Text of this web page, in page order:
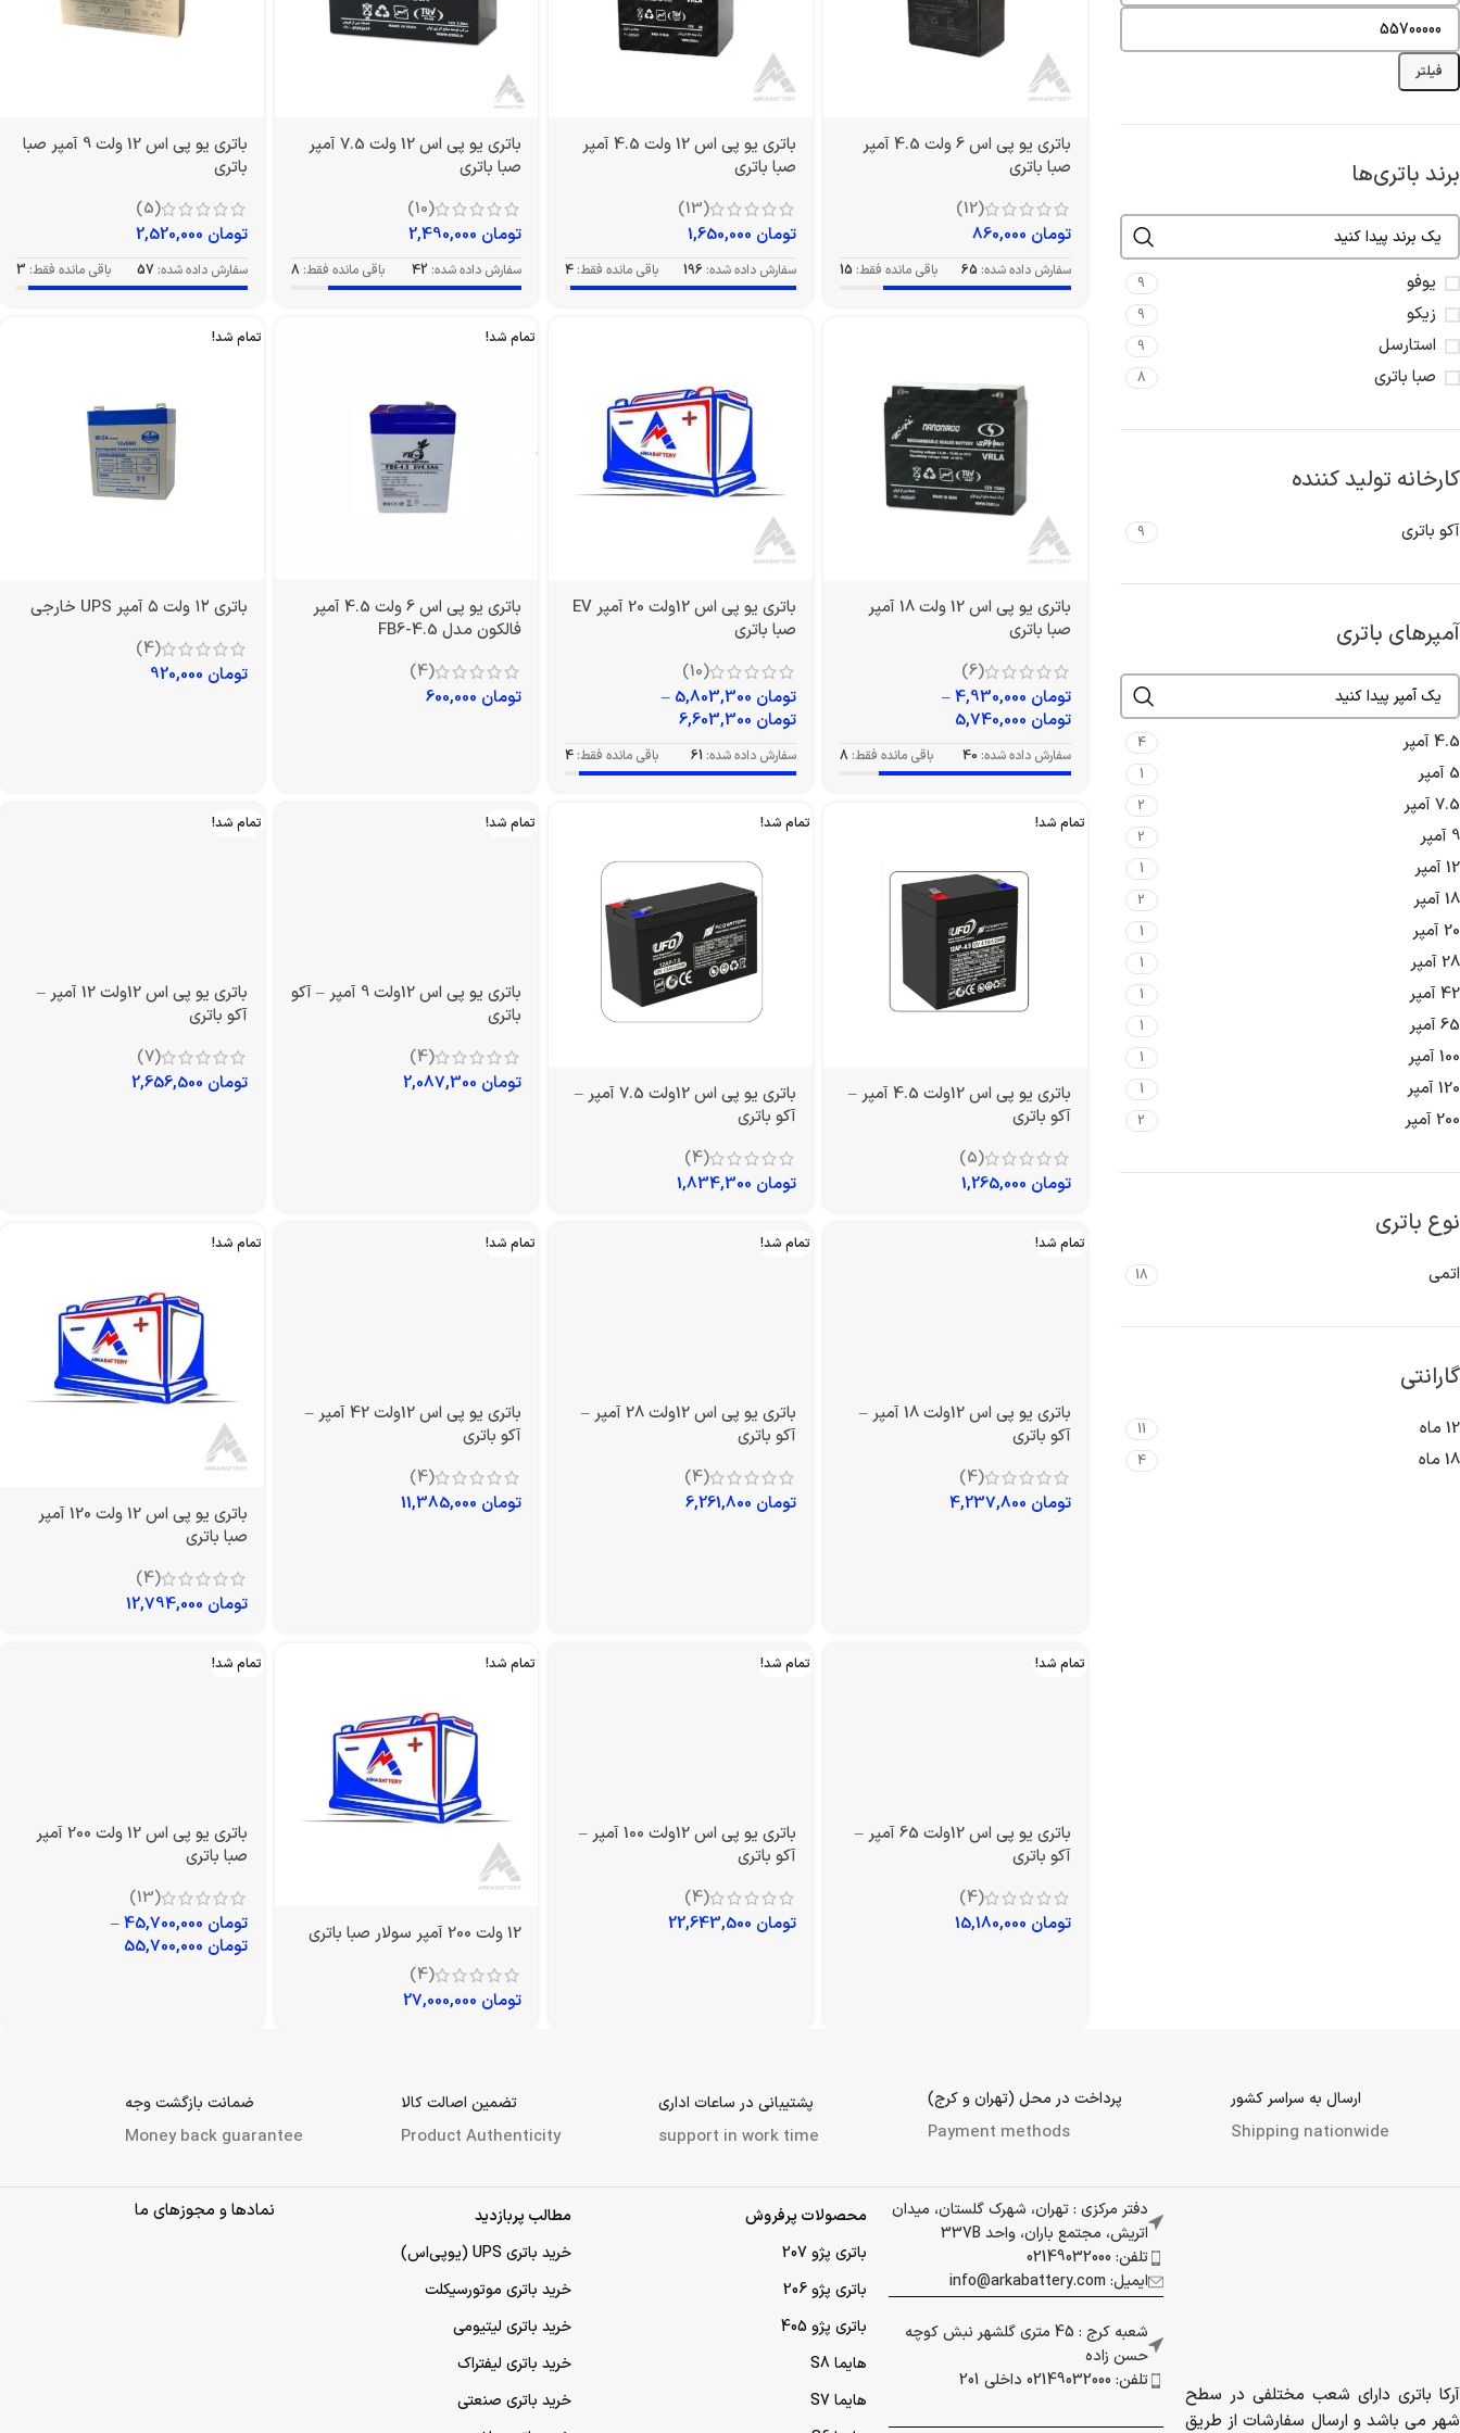
فیلتر
برند باتری‌ها
یوفو 9
زیکو 9
استارسل 9
صبا باتری 8
کارخانه تولید کننده
آکو باتری 9
آمپرهای باتری
4.5 آمپر 4
5 آمپر 1
7.5 آمپر 2
9 آمپر 2
12 آمپر 1
18 آمپر 2
20 آمپر 1
28 آمپر 1
42 آمپر 1
65 آمپر 1
100 آمپر 1
120 آمپر 1
200 آمپر 2
نوع باتری
اتمی 18
گارانتی
12 ماه 11
18 ماه 4
باتری یو پی اس 6 ولت 4.5 آمپر
صبا باتری
(12)
تومان
سفارش داده شده: 65 باقی مانده فقط: 15
باتری یو پی اس 12 ولت 4.5 آمپر
صبا باتری
(13)
تومان
سفارش داده شده: 196 باقی مانده فقط: 4
باتری یو پی اس 12 ولت 7.5 آمپر
صبا باتری
(10)
تومان
سفارش داده شده: 42 باقی مانده فقط: 8
باتری یو پی اس 12 ولت 9 آمپر صبا
باتری
(5)
تومان
سفارش داده شده: 57 باقی مانده فقط: 3
باتری یو پی اس 12 ولت 18 آمپر
صبا باتری
(6)
تومان
–
تومان
سفارش داده شده: 40 باقی مانده فقط: 8
باتری یو پی اس 12ولت 20 آمپر EV
صبا باتری
(10)
تومان
–
تومان
سفارش داده شده: 61 باقی مانده فقط: 4
تمام شد!
باتری یو پی اس 6 ولت 4.5 آمپر
فالکون مدل FB6-4.5
(4)
تومان
تمام شد!
باتری ۱۲ ولت ۵ آمپر UPS خارجی
(4)
تومان
تمام شد!
باتری یو پی اس 12ولت 4.5 آمپر –
آکو باتری
(5)
تومان
تمام شد!
باتری یو پی اس 12ولت 7.5 آمپر –
آکو باتری
(4)
تومان
تمام شد!
باتری یو پی اس 12ولت 9 آمپر – آکو
باتری
(4)
تومان
تمام شد!
باتری یو پی اس 12ولت 12 آمپر –
آکو باتری
(7)
تومان
تمام شد!
باتری یو پی اس 12ولت 18 آمپر –
آکو باتری
(4)
تومان
تمام شد!
باتری یو پی اس 12ولت 28 آمپر –
آکو باتری
(4)
تومان
تمام شد!
باتری یو پی اس 12ولت 42 آمپر –
آکو باتری
(4)
تومان
تمام شد!
باتری یو پی اس 12 ولت 120 آمپر
صبا باتری
(4)
تومان
تمام شد!
باتری یو پی اس 12ولت 65 آمپر –
آکو باتری
(4)
تومان
تمام شد!
باتری یو پی اس 12ولت 100 آمپر –
آکو باتری
(4)
تومان
تمام شد!
12 ولت 200 آمپر سولار صبا باتری
(4)
تومان
تمام شد!
باتری یو پی اس 12 ولت 200 آمپر
صبا باتری
(13)
تومان
–
تومان
ارسال به سراسر کشور
Shipping nationwide
پرداخت در محل (تهران و کرج)
Payment methods
پشتیبانی در ساعات اداری
support in work time
تضمین اصالت کالا
Product Authenticity
ضمانت بازگشت وجه
Money back guarantee
آرکا باتری دارای شعب مختلفی در سطح
شهر می باشد و ارسال سفارشات از طریق
دفتر مرکزی : تهران، شهرک گلستان، میدان
اتریش، مجتمع باران، واحد 337B
تلفن: 02149032000
ایمیل: info@arkabattery.com
شعبه کرج : 45 متری گلشهر نبش کوچه
حسن زاده
تلفن: 02149032000 داخلی 201
محصولات پرفروش
باتری پژو 207
باتری پژو 206
باتری پژو 405
هایما S8
هایما S7
مطالب پربازدید
خرید باتری UPS (یو‌پی‌اس)
خرید باتری موتورسیکلت
خرید باتری لیتیومی
خرید باتری لیفتراک
خرید باتری صنعتی
نمادها و مجوزهای ما